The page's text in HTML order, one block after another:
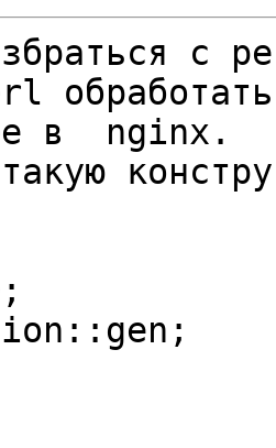
с
в  nginx.